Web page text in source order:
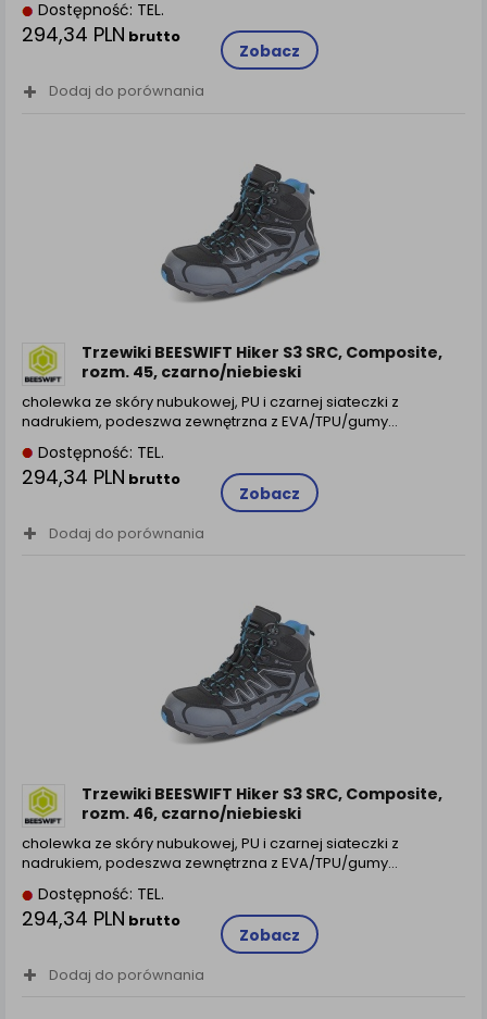
Dostępność: TEL.
294,34 PLN brutto
Zobacz
Dodaj do porównania
Trzewiki BEESWIFT Hiker S3 SRC, Composite,
rozm. 45, czarno/niebieski
cholewka ze skóry nubukowej, PU i czarnej siateczki z
nadrukiem, podeszwa zewnętrzna z EVA/TPU/gumy…
Dostępność: TEL.
294,34 PLN brutto
Zobacz
Dodaj do porównania
Trzewiki BEESWIFT Hiker S3 SRC, Composite,
rozm. 46, czarno/niebieski
cholewka ze skóry nubukowej, PU i czarnej siateczki z
nadrukiem, podeszwa zewnętrzna z EVA/TPU/gumy…
Dostępność: TEL.
294,34 PLN brutto
Zobacz
Dodaj do porównania